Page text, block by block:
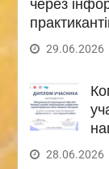
через
29.06.2026
28.06.2026